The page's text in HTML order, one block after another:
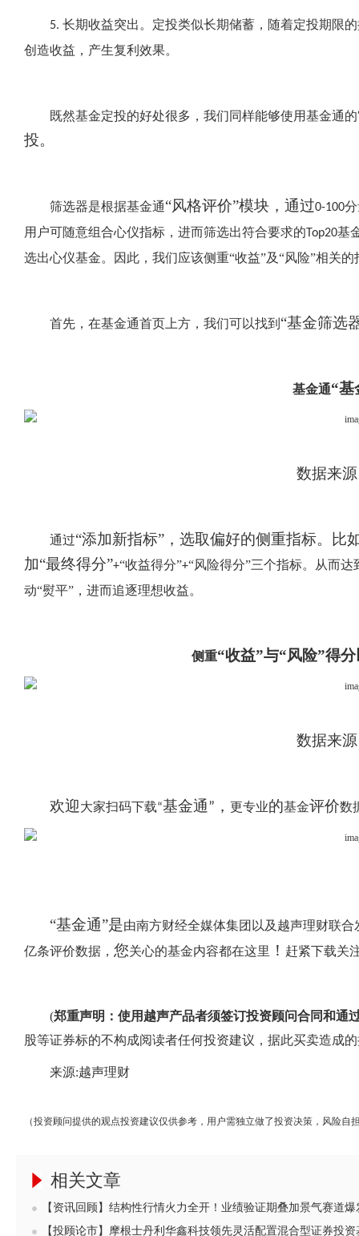
5. 长期收益突出。定投类似长期储蓄，随着定投期限
创造收益，产生复利效果。
既然基金定投的好处很多，我们同样能够使用基金通的
投。
筛选器是根据基金通“风格评价”模块，通过0-100
用户可随意组合心仪指标，进而筛选出符合要求的 Top20基
选出心仪基金。因此，我们应该侧重“收益”及“风险”相关
首先，在基金通首页上方，我们可以找到 “基金筛选
基金通“基
数据来
通过“添加新指标”，选取偏好的侧重指标。比
加“最终得分”+“收益得分”+“风险得分”三个指标。从而
动“熨平”，进而追逐理想收益。
侧重“收益”与“风险”得
数据来
欢迎大家扫码下载“基金通” ， 更专业的基金评价数
“基金通”是由南方财经全媒体集团以及越声理财联
亿条评价数据， 您关心的基金内容都在这里 ！ 赶紧下载关
(郑重声明：使用越声产品者须签订投资顾问合同和通
股等证券标的不构成阅读者任何投资建议，据此买卖造成
来源:越声理财
（投资顾问提供的观点投资建议仅供参考，用户需独立做了投资决策，风险自
相关文章
【资讯回顾】结构性行情火力全开！业绩验证期叠加景气赛道
【投顾论市】摩根士丹利华鑫科技领先灵活配置混合型证券